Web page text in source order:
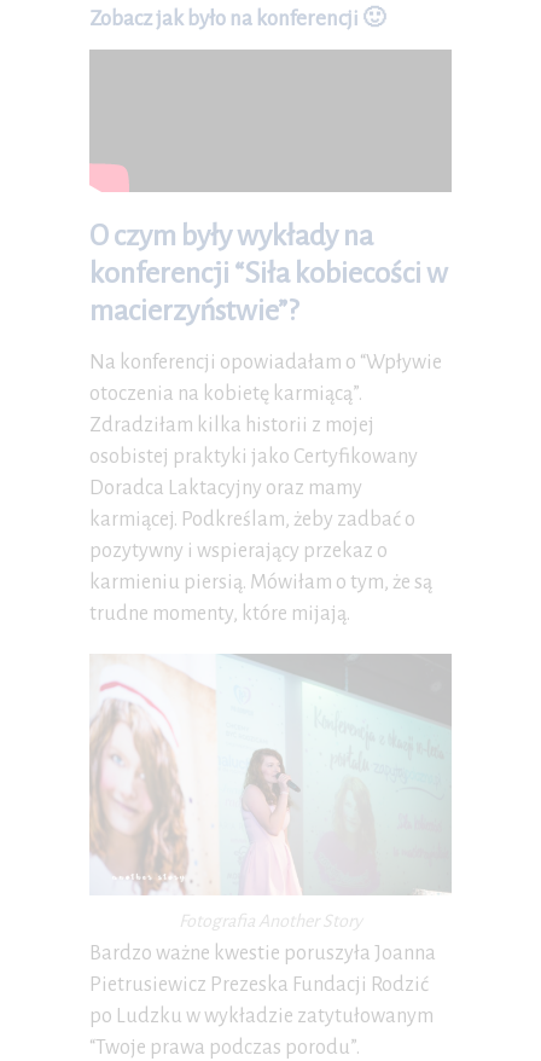
Zobacz jak było na konferencji 🙂
O czym były wykłady na
konferencji “Siła kobiecości w
macierzyństwie”?
Na konferencji opowiadałam o “Wpływie
otoczenia na kobietę karmiącą”.
Zdradziłam kilka historii z mojej
osobistej praktyki jako Certyfikowany
Doradca Laktacyjny oraz mamy
karmiącej. Podkreślam, żeby zadbać o
pozytywny i wspierający przekaz o
karmieniu piersią. Mówiłam o tym, że są
trudne momenty, które mijają.
Fotografia Another Story
Bardzo ważne kwestie poruszyła Joanna
Pietrusiewicz Prezeska Fundacji Rodzić
po Ludzku w wykładzie zatytułowanym
“Twoje prawa podczas porodu”.